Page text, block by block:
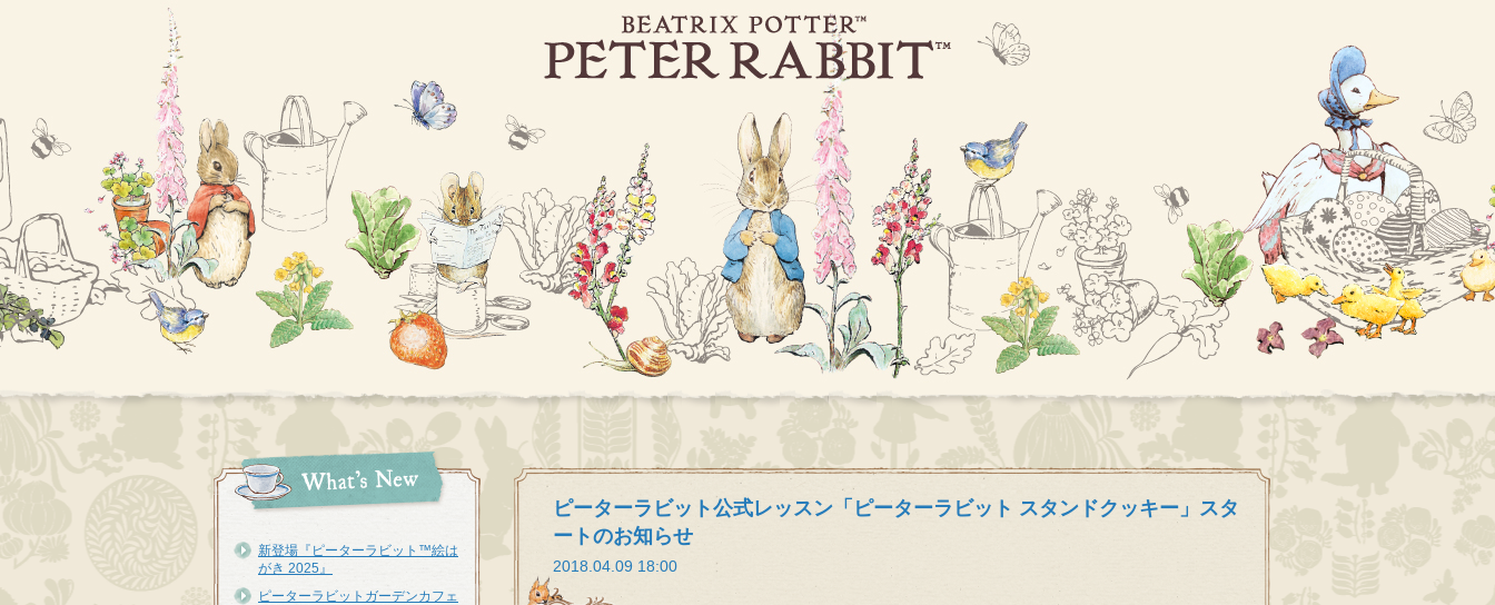
新登場『ピーターラビット™︎絵は
がき 2025』
ピーターラビットガーデンカフェ
ピーターラビット公式レッスン「ピーターラビット スタンドクッキー」スタ
ートのお知らせ
2018.04.09 18:00